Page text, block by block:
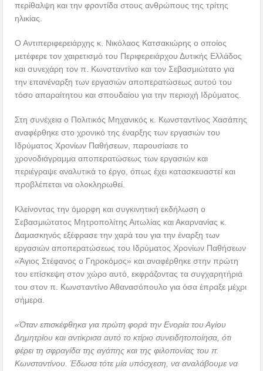
περίθαλψη και την φροντίδα στους ανθρώπους της τρίτης
ηλικίας.
Ο Αντιπεριφερειάρχης κ. Νικόλαος Κατσακιώρης ο οποίος
μετέφερε τον χαιρετισμό του Περιφερειάρχου Δυτικής Ελλάδος
και συνεχάρη τον π. Κωνσταντίνο και τον Σεβασμιώτατο για
την επανέναρξη των εργασιών αποπερατώσεως αυτού του
τόσο απαραίτητου και σπουδαίου για την περιοχή Ιδρύματος.
Στη συνέχεια ο Πολιτικός Μηχανικός κ. Κωνσταντίνος Χασάπης
αναφέρθηκε στο χρονικό της έναρξης των εργασιών του
Ιδρύματος Χρονίων Παθήσεων, παρουσίασε το
χρονοδιάγραμμα αποπερατώσεως των εργασιών και
περιέγραψε αναλυτικά το έργο, όπως έχει κατασκευαστεί και
προβλέπεται να ολοκληρωθεί.
Κλείνοντας την όμορφη και συγκινητική εκδήλωση ο
Σεβασμιώτατος Μητροπολίτης Αιτωλίας και Ακαρνανίας κ.
Δαμασκηνός εξέφρασε την χαρά του για την έναρξη των
εργασιών αποπερατώσεως του Ιδρύματος Χρονίων Παθήσεων
«Άγιος Στέφανος ο Γηροκόμος» και αναφέρθηκε στην πρώτη
του επίσκεψη στον χώρο αυτό, εκφράζοντας τα συγχαρητήριά
του στον π. Κωνσταντίνο Αθανασόπουλο για όσα έπραξε μέχρι
σήμερα.
«Όταν επισκέφθηκα για πρώτη φορά την Ενορία του Αγίου
Δημητρίου και αντίκρισα αυτό το κτίριο συνειδητοποίησα, ότι
φέρει τη σφραγίδα της αγάπης και της φιλοπονίας του π.
Κωνσταντίνου. Έδωσα τότε μία υπόσχεση, να αναλάβουμε να